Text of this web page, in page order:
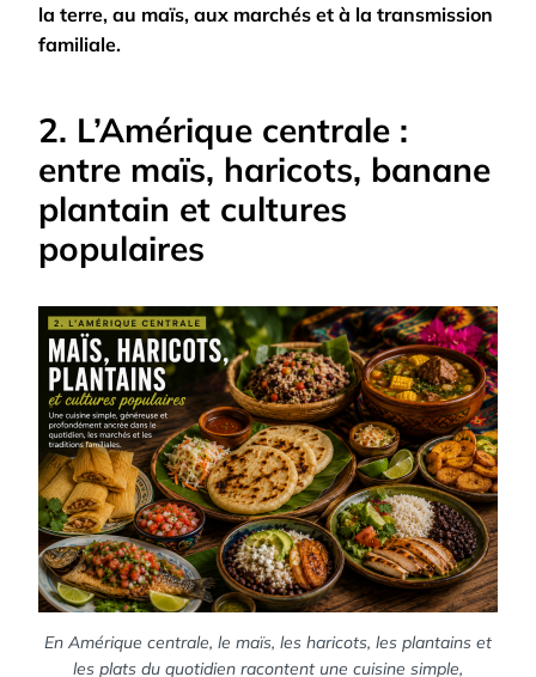
la terre, au maïs, aux marchés et à la transmission
familiale.
2. L’Amérique centrale :
entre maïs, haricots, banane
plantain et cultures
populaires
En Amérique centrale, le maïs, les haricots, les plantains et
les plats du quotidien racontent une cuisine simple,